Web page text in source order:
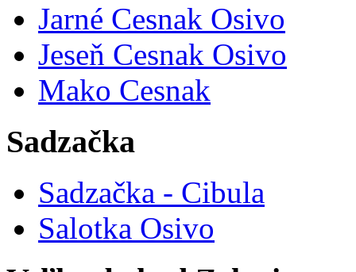
Jarné Cesnak Osivo
Jeseň Cesnak Osivo
Mako Cesnak
Sadzačka
Sadzačka - Cibula
Salotka Osivo